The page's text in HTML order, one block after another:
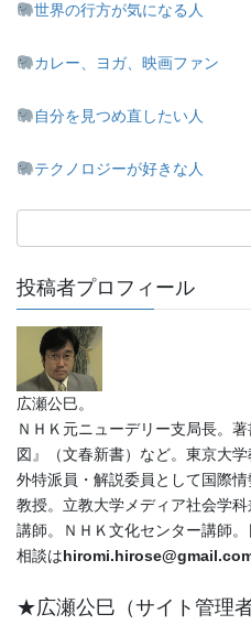
世界の行方が気になる人
カレー、ヨガ、映画ファン
自分を見つめ直したい人
テクノロジーが好きな人
投稿者プロフィール
広瀬公巳。
ＮＨＫ元ニューデリー支局長。
図』（文春新書）など。東京大
外特派員・解説委員として国際
教授。立教大学メディア社会学
講師。ＮＨＫ文化センター講師
相談は
★広瀬公巳（サイト管理